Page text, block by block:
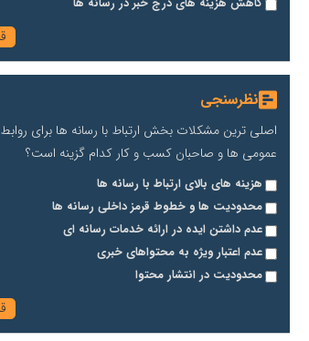
نظرسنجی
اصلی ترین مشکلات بخش ارتباط با رسانه ها برای روابط
عمومی ها و صاحبان کسب و کار کدام گزینه است؟
هزینه های بالای ارتباط با رسانه ها
محدودیت ها و خطوط قرمز داخلی رسانه ها
عدم داشتن ایده در ارائه خدمات رسانه ای
عدم اعتبار ویژه به محتواهای خبری
محدودیت در انتشار محتوا